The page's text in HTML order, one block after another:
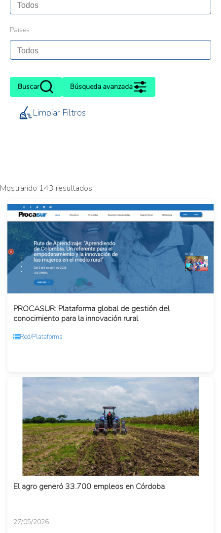
Países
Buscar Búsqueda avanzada
Limpiar Filtros
Mostrando 143 resultados
PROCASUR: Plataforma global de gestión del
conocimiento para la innovación rural
Red/Plataforma
El agro generó 33.700 empleos en Córdoba
27/05/2026